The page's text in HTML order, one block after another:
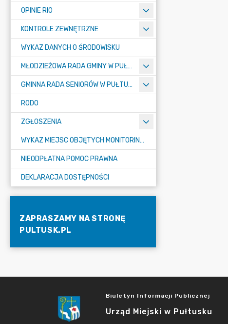
OPINIE RIO
KONTROLE ZEWNĘTRZNE
WYKAZ DANYCH O ŚRODOWISKU
MŁODZIEŻOWA RADA GMINY W PUŁTUSKU
GMINNA RADA SENIORÓW W PUŁTUSKU
RODO
ZGŁOSZENIA
WYKAZ MIEJSC OBJĘTYCH MONITORINGIEM
NIEODPŁATNA POMOC PRAWNA
DEKLARACJA DOSTĘPNOŚCI
ZAPRASZAMY NA STRONĘ
PULTUSK.PL
Biuletyn Informacji Publicznej
Urząd Miejski w Pułtusku